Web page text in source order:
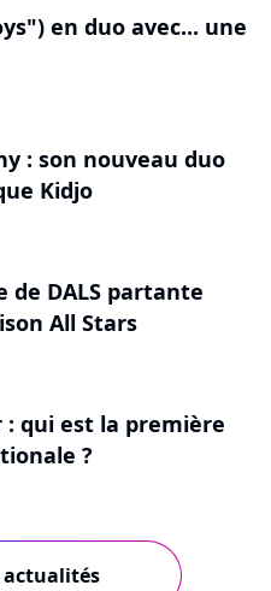
en duo avec... une
: son nouveau duo
Kidjo
de DALS partante
All Stars
: qui est la première
?
actualités